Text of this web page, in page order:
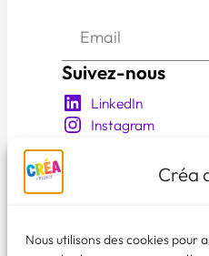
Créa
Nous utilisons des cookies
Suivez-nous
LinkedIn
Instagram
En savoir plus